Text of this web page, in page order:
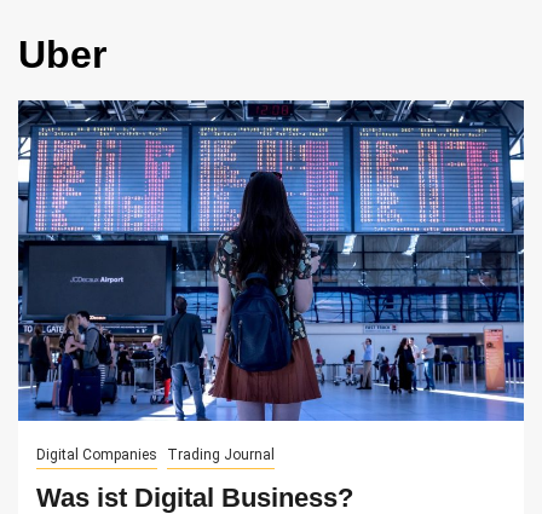
Uber
Digital Companies Trading Journal
Was ist Digital Business?